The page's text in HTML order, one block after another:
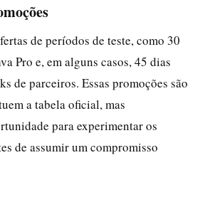
de períodos de teste, como 30
Pro e, em alguns casos, 45 dias
de parceiros. Essas promoções são
a tabela oficial, mas
para experimentar os
de assumir um compromisso